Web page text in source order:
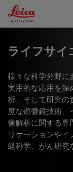
Leica
ライフサイ
様々な科学分野に
実用的な応用を深
析、そして研究の
度な顕微鏡技術
像解析に関する専
リケーションや
経科学、がん研究